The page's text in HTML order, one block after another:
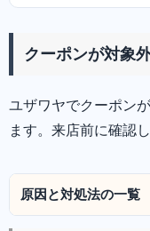
クーポンが対象
ユザワヤでクーポン
ます。来店前に確認
原因と対処法の一覧